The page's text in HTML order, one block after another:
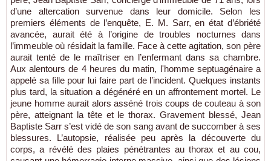
d’une altercation survenue dans leur domicile. Selon les
premiers éléments de l’enquête, E. M. Sarr, en état d’ébriété
avancée, aurait été à l’origine de troubles nocturnes dans
l’immeuble où résidait la famille. Face à cette agitation, son père
aurait tenté de le maîtriser en l’enfermant dans sa chambre.
Aux alentours de 4 heures du matin, l'homme septuagénaire a
appelé sa fille pour lui faire part de l’incident. Quelques instants
plus tard, la situation a dégénéré en un affrontement mortel. Le
jeune homme aurait alors asséné trois coups de couteau à son
père, atteignant la tête et le thorax. Gravement blessé, Jean
Baptiste Sarr s’est vidé de son sang avant de succomber à ses
blessures. L’autopsie, réalisée peu après la découverte du
corps, a révélé des plaies pénétrantes au thorax et au cou,